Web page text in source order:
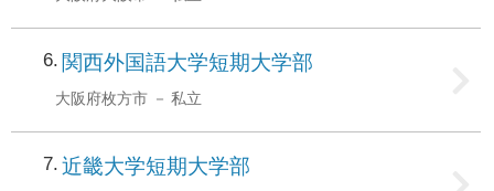
6 関西外国語大学短期大学部
大阪府枚方市 私立
7 近畿大学短期大学部